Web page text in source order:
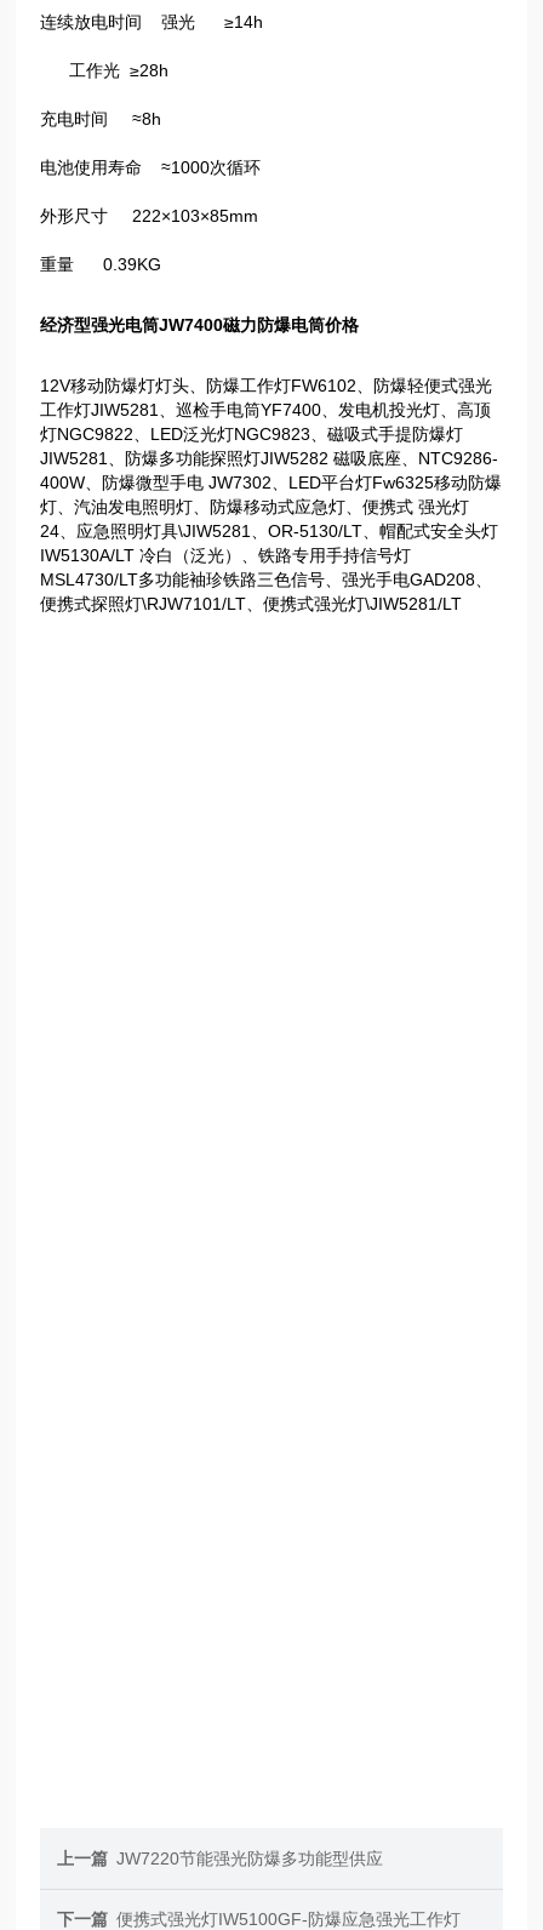
连续放电时间 强光 ≥14h
工作光 ≥28h
充电时间 ≈8h
电池使用寿命 ≈1000次循环
外形尺寸 222×103×85mm
重量 0.39KG
经济型强光电筒JW7400磁力防爆电筒价格
12V移动防爆灯灯头、防爆工作灯FW6102、防爆轻便式强光
工作灯JIW5281、巡检手电筒YF7400、发电机投光灯、高顶
灯NGC9822、LED泛光灯NGC9823、磁吸式手提防爆灯
JIW5281、防爆多功能探照灯JIW5282 磁吸底座、NTC9286-
400W、防爆微型手电 JW7302、LED平台灯Fw6325移动防爆
灯、汽油发电照明灯、防爆移动式应急灯、便携式 强光灯
24、应急照明灯具\JIW5281、OR-5130/LT、帽配式安全头灯
IW5130A/LT 冷白（泛光）、铁路专用手持信号灯
MSL4730/LT多功能袖珍铁路三色信号、强光手电GAD208、
便携式探照灯\RJW7101/LT、便携式强光灯\JIW5281/LT
上一篇 JW7220节能强光防爆多功能型供应
下一篇 便携式强光灯IW5100GF-防爆应急强光工作灯